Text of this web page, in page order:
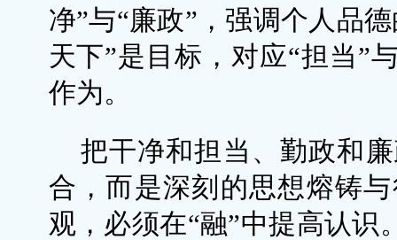
净”与“廉政”，强调个人品
天下”是目标，对应“担当”
作为。
把干净和担当、勤政和
合，而是深刻的思想熔铸
观，必须在“融”中提高认识